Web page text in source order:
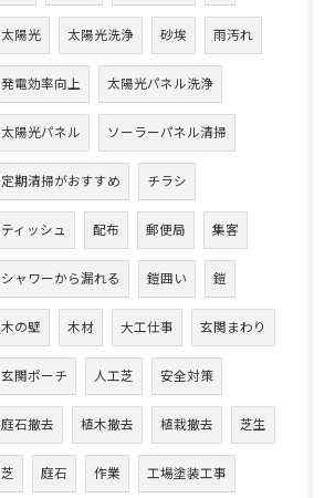
太陽光 太陽光洗浄 砂埃 雨汚れ
発電効率向上 太陽光パネル洗浄
太陽光パネル ソーラーパネル清掃
定期清掃がおすすめ チラシ
ティッシュ 配布 郵便局 集客
シャワーから漏れる 鎧囲い 鎧
木の壁 木材 大工仕事 玄関まわり
玄関ポーチ 人工芝 安全対策
庭石撤去 植木撤去 植栽撤去 芝生
芝 庭石 作業 工場塗装工事